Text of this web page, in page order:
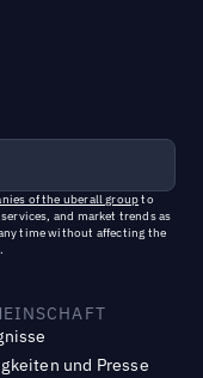
of the uberall groupto
and market trends as
time without affecting the
und Presse